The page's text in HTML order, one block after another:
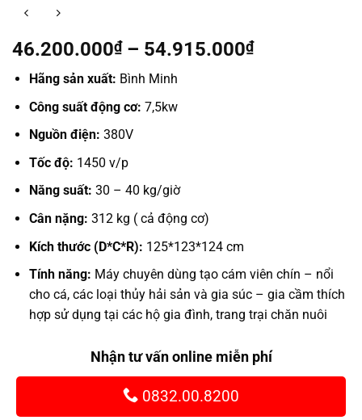
46.200.000₫ – 54.915.000₫Khoảng
Hãng sản xuất: Bình Minh
Công suất động cơ: 7,5kw
Nguồn điện: 380V
Tốc độ: 1450 v/p
Năng suất: 30 – 40 kg/giờ
Cân nặng: 312 kg ( cả động cơ)
Kích thước (D*C*R): 125*123*124 cm
Tính năng: Máy chuyên dùng tạo cám viên chín – nổi
cho cá, các loại thủy hải sản và gia súc – gia cầm thích
hợp sử dụng tại các hộ gia đình, trang trại chăn nuôi
Nhận tư vấn online miễn phí
0832.00.8200